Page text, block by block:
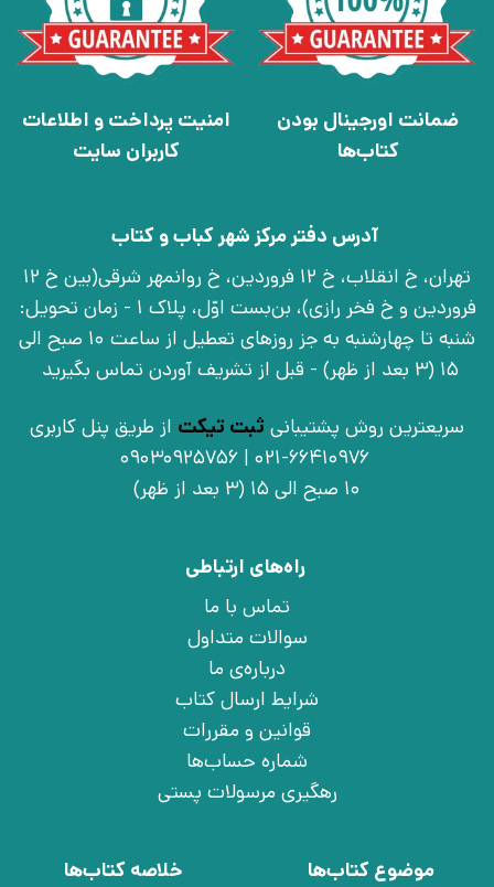
ضمانت اورجینال بودن
کتاب‌ها
امنیت پرداخت و اطلاعات
کاربران سایت
آدرس دفتر مرکز شهر کباب و کتاب
تهران، خ انقلاب، خ 12 فروردین، خ روانمهر شرقی(بین خ 12
فروردین و خ فخر رازی)، بن‌بست اوّل، پلاک 1 - زمان تحویل:
شنبه تا چهارشنبه به جز روزهای تعطیل از ساعت 10 صبح الی
15 (3 بعد از ظهر) - قبل از تشریف آوردن تماس بگیرید
سریعترین روش پشتیبانی ثبت تیکت از طریق پنل کاربری
021-66410976 | 09030925756
10 صبح الی 15 (3 بعد از ظهر)
راه‌های ارتباطی
تماس با ما
سوالات متداول
درباره‌ی ما
شرایط ارسال کتاب
قوانین و مقررات
شماره حساب‌ها
رهگیری مرسولات پستی
موضوع کتاب‌ها
خلاصه کتاب‌ها